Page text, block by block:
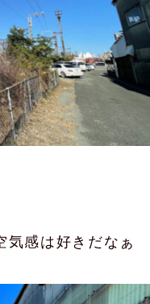
気感は好きだなぁ